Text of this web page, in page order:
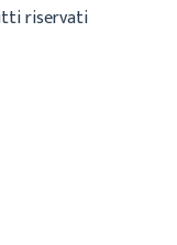
riservati